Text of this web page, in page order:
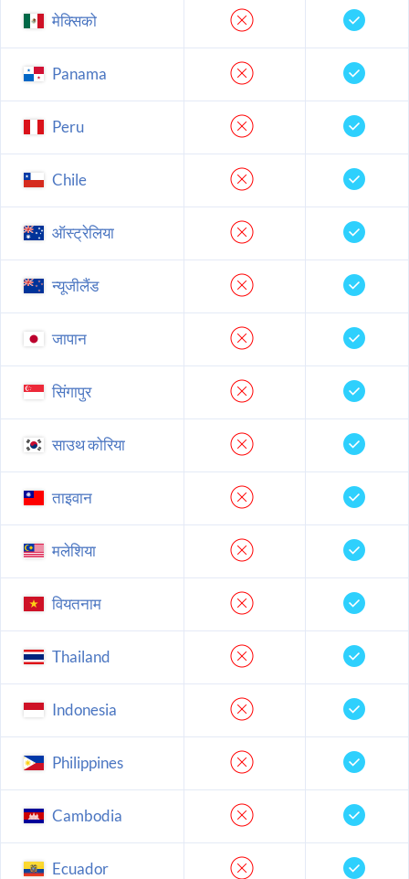
मेक्सिको
Panama
Peru
Chile
ऑस्ट्रेलिया
न्यूजीलैंड
जापान
सिंगापुर
साउथ कोरिया
ताइवान
मलेशिया
वियतनाम
Thailand
Indonesia
Philippines
Cambodia
Ecuador